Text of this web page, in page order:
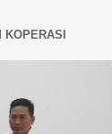
KOPERASI